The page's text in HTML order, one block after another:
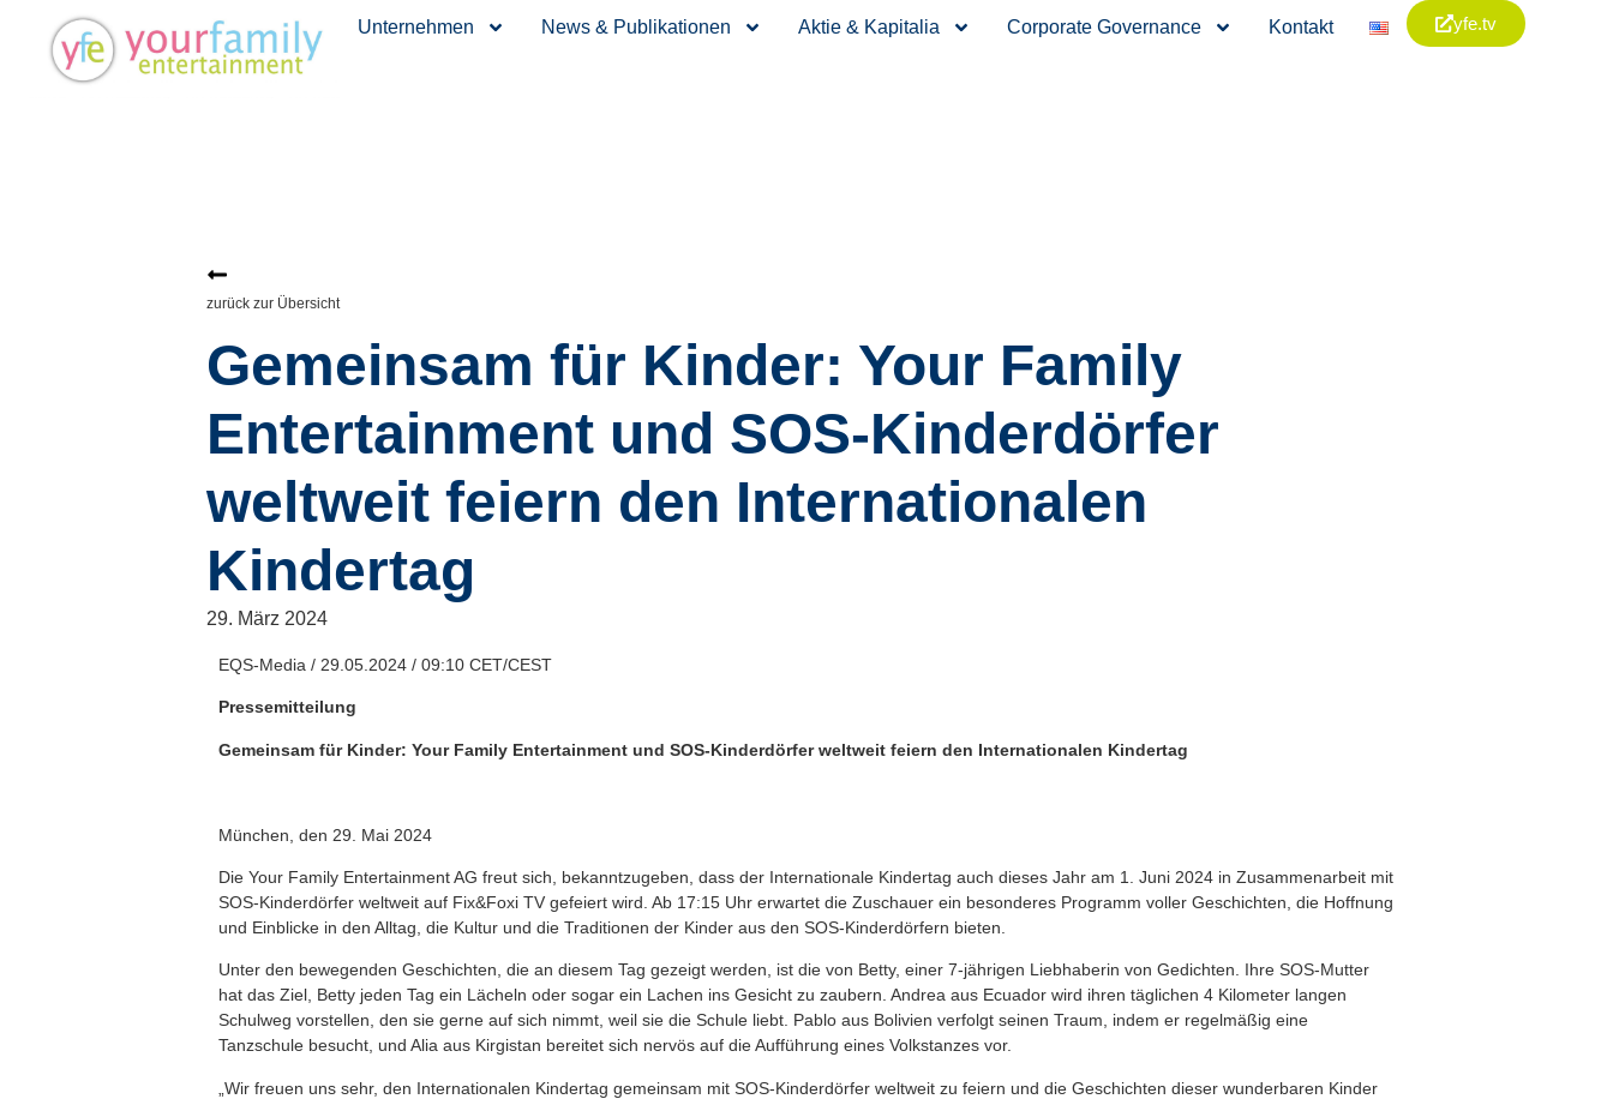
Unternehmen News & Publikationen Aktie & Kapitalia Corporate Governance Kontakt yfe.tv
zurück zur Übersicht
Gemeinsam für Kinder: Your Family
Entertainment und SOS-Kinderdörfer
weltweit feiern den Internationalen
Kindertag
29. März 2024
EQS-Media / 29.05.2024 / 09:10 CET/CEST
Pressemitteilung
Gemeinsam für Kinder: Your Family Entertainment und SOS-Kinderdörfer weltweit feiern den Internationalen Kindertag
München, den 29. Mai 2024
Die Your Family Entertainment AG freut sich, bekanntzugeben, dass der Internationale Kindertag auch dieses Jahr am 1. Juni 2024 in Zusammenarbeit mit
SOS-Kinderdörfer weltweit auf Fix&Foxi TV gefeiert wird. Ab 17:15 Uhr erwartet die Zuschauer ein besonderes Programm voller Geschichten, die Hoffnung
und Einblicke in den Alltag, die Kultur und die Traditionen der Kinder aus den SOS-Kinderdörfern bieten.
Unter den bewegenden Geschichten, die an diesem Tag gezeigt werden, ist die von Betty, einer 7-jährigen Liebhaberin von Gedichten. Ihre SOS-Mutter
hat das Ziel, Betty jeden Tag ein Lächeln oder sogar ein Lachen ins Gesicht zu zaubern. Andrea aus Ecuador wird ihren täglichen 4 Kilometer langen
Schulweg vorstellen, den sie gerne auf sich nimmt, weil sie die Schule liebt. Pablo aus Bolivien verfolgt seinen Traum, indem er regelmäßig eine
Tanzschule besucht, und Alia aus Kirgistan bereitet sich nervös auf die Aufführung eines Volkstanzes vor.
„Wir freuen uns sehr, den Internationalen Kindertag gemeinsam mit SOS-Kinderdörfer weltweit zu feiern und die Geschichten dieser wunderbaren Kinder